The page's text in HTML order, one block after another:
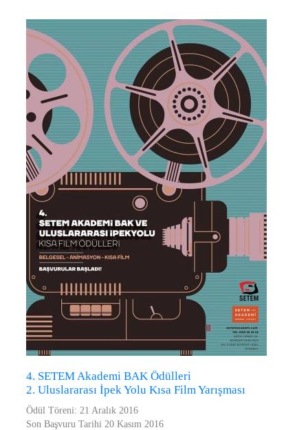
4. SETEM Akademi BAK Ödülleri
2. Uluslararası İpek Yolu Kısa Film Yarışması
Ödül Töreni: 21 Aralık 2016
Son Başvuru Tarihi 20 Kasım 2016